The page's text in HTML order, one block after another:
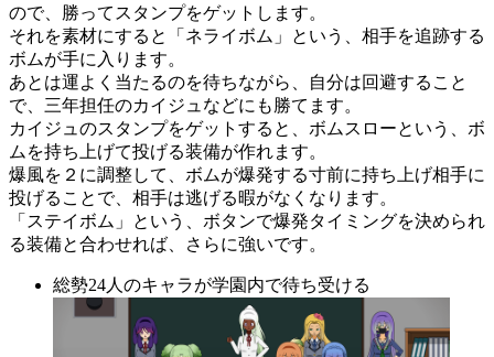
ので、勝ってスタンプをゲットします。
それを素材にすると「ネライボム」という、相手を追跡する
ボムが手に入ります。
あとは運よく当たるのを待ちながら、自分は回避すること
で、三年担任のカイジュなどにも勝てます。
カイジュのスタンプをゲットすると、ボムスローという、ボ
ムを持ち上げて投げる装備が作れます。
爆風を２に調整して、ボムが爆発する寸前に持ち上げ相手に
投げることで、相手は逃げる暇がなくなります。
「ステイボム」という、ボタンで爆発タイミングを決められ
る装備と合わせれば、さらに強いです。
総勢24人のキャラが学園内で待ち受ける